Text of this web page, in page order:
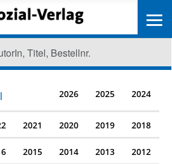
2026 2025 2024
2021 2020 2019 2018
2015 2014 2013 2012
≡